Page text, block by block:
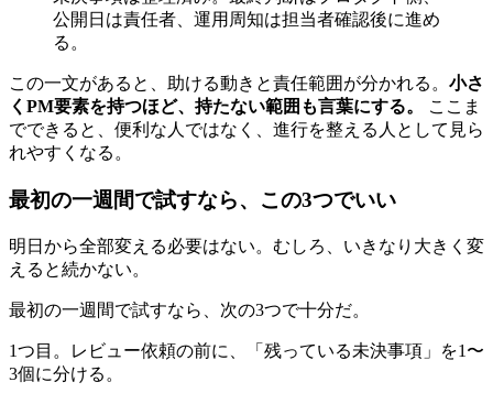
公開日は責任者、運用周知は担当者確認後に進め
る。
この一文があると、助ける動きと責任範囲が分かれる。 小さ
くPM要素を持つほど、持たない範囲も言葉にする。
ここま
でできると、便利な人ではなく、進行を整える人として見ら
れやすくなる。
最初の一週間で試すなら、この3つでいい
明日から全部変える必要はない。むしろ、いきなり大きく変
えると続かない。
最初の一週間で試すなら、次の3つで十分だ。
1つ目。レビュー依頼の前に、「残っている未決事項」を1〜
3個に分ける。